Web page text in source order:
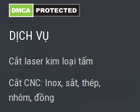
DỊCH VỤ
Cắt laser kim loại tấm
Cắt CNC: Inox, sắt, thép,
nhôm, đồng